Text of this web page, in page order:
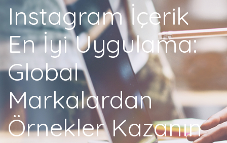
Instagram İçerik
En İyi Uygulama:
Global
Markalardan
Örnekler Kazanın